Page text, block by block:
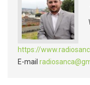
https://
E-mail